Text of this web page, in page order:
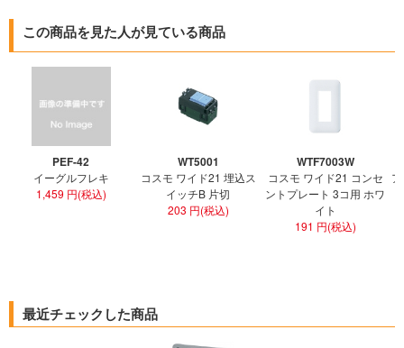
この商品を見た人が見ている商品
PEF-42
イーグルフレキ
1,459 円(税込)
WT5001
コスモ ワイド21 埋込ス
イッチB 片切
203 円(税込)
WTF7003W
コスモ ワイド21 コンセ
ントプレート 3コ用 ホワ
イト
191 円(税込)
最近チェックした商品